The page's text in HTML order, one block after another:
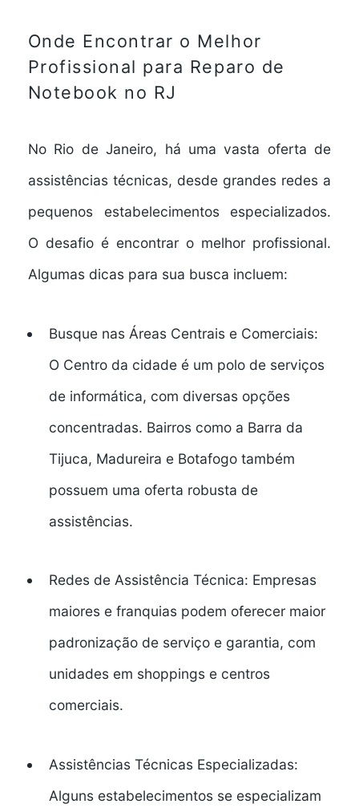
Onde Encontrar o Melhor
Profissional para Reparo de
Notebook no RJ
No Rio de Janeiro, há uma vasta oferta de
assistências técnicas, desde grandes redes a
pequenos estabelecimentos especializados.
O desafio é encontrar o melhor profissional.
Algumas dicas para sua busca incluem:
Busque nas Áreas Centrais e Comerciais:
O Centro da cidade é um polo de serviços
de informática, com diversas opções
concentradas. Bairros como a Barra da
Tijuca, Madureira e Botafogo também
possuem uma oferta robusta de
assistências.
Redes de Assistência Técnica: Empresas
maiores e franquias podem oferecer maior
padronização de serviço e garantia, com
unidades em shoppings e centros
comerciais.
Assistências Técnicas Especializadas:
Alguns estabelecimentos se especializam